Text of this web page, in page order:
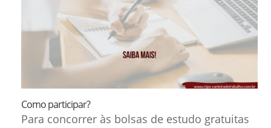
Como participar?
Para concorrer às bolsas de estudo gratuitas